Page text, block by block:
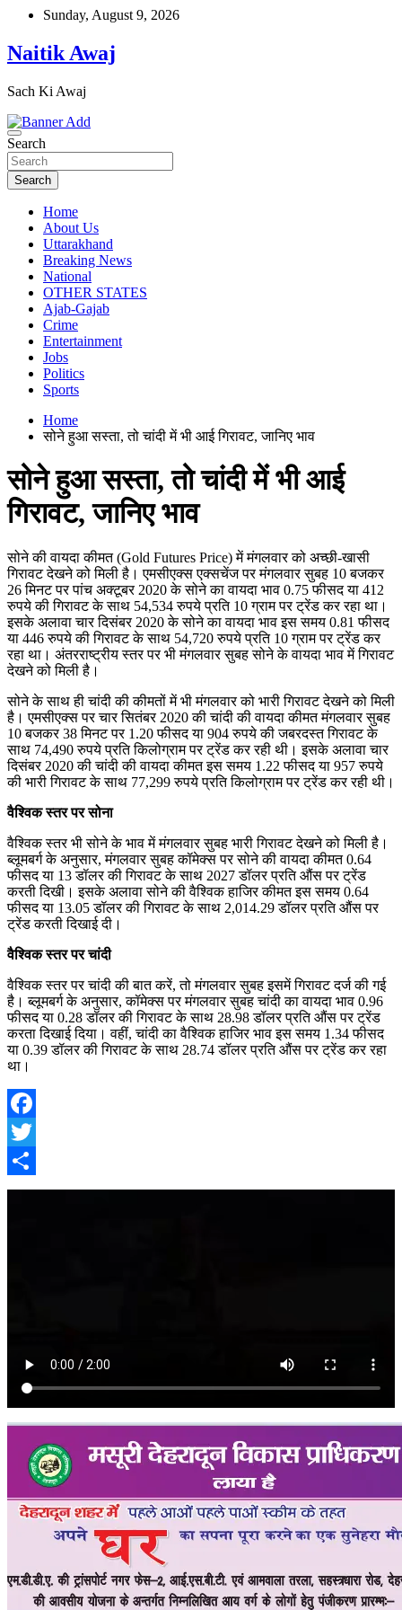
Skip
content
Sunday, August 9, 2026
Naitik Awaj
Sach Ki Awaj
Search
Search
Home
About Us
Uttarakhand
Breaking News
National
OTHER STATES
Ajab-Gajab
Crime
Entertainment
Jobs
Politics
Sports
Home
सोने हुआ सस्ता, तो चांदी में भी आई गिरावट, जानिए भाव
सोने हुआ सस्ता, तो चांदी में भी आई
गिरावट, जानिए भाव
सोने की वायदा कीमत (Gold Futures Price) में मंगलवार को अच्छी-खासी
गिरावट देखने को मिली है। एमसीएक्स एक्सचेंज पर मंगलवार सुबह 10 बजकर
26 मिनट पर पांच अक्टूबर 2020 के सोने का वायदा भाव 0.75 फीसद या 412
रुपये की गिरावट के साथ 54,534 रुपये प्रति 10 ग्राम पर ट्रेंड कर रहा था।
इसके अलावा चार दिसंबर 2020 के सोने का वायदा भाव इस समय 0.81 फीसद
या 446 रुपये की गिरावट के साथ 54,720 रुपये प्रति 10 ग्राम पर ट्रेंड कर
रहा था। अंतरराष्ट्रीय स्तर पर भी मंगलवार सुबह सोने के वायदा भाव में गिरावट
देखने को मिली है।
सोने के साथ ही चांदी की कीमतों में भी मंगलवार को भारी गिरावट देखने को मिली
है। एमसीएक्स पर चार सितंबर 2020 की चांदी की वायदा कीमत मंगलवार सुबह
10 बजकर 38 मिनट पर 1.20 फीसद या 904 रुपये की जबरदस्त गिरावट के
साथ 74,490 रुपये प्रति किलोग्राम पर ट्रेंड कर रही थी। इसके अलावा चार
दिसंबर 2020 की चांदी की वायदा कीमत इस समय 1.22 फीसद या 957 रुपये
की भारी गिरावट के साथ 77,299 रुपये प्रति किलोग्राम पर ट्रेंड कर रही थी।
वैश्विक स्तर पर सोना
वैश्विक स्तर भी सोने के भाव में मंगलवार सुबह भारी गिरावट देखने को मिली है।
ब्लूमबर्ग के अनुसार, मंगलवार सुबह कॉमेक्स पर सोने की वायदा कीमत 0.64
फीसद या 13 डॉलर की गिरावट के साथ 2027 डॉलर प्रति औंस पर ट्रेंड
करती दिखी। इसके अलावा सोने की वैश्विक हाजिर कीमत इस समय 0.64
फीसद या 13.05 डॉलर की गिरावट के साथ 2,014.29 डॉलर प्रति औंस पर
ट्रेंड करती दिखाई दी।
वैश्विक स्तर पर चांदी
वैश्विक स्तर पर चांदी की बात करें, तो मंगलवार सुबह इसमें गिरावट दर्ज की गई
है। ब्लूमबर्ग के अनुसार, कॉमेक्स पर मंगलवार सुबह चांदी का वायदा भाव 0.96
फीसद या 0.28 डॉलर की गिरावट के साथ 28.98 डॉलर प्रति औंस पर ट्रेंड
करता दिखाई दिया। वहीं, चांदी का वैश्विक हाजिर भाव इस समय 1.34 फीसद
या 0.39 डॉलर की गिरावट के साथ 28.74 डॉलर प्रति औंस पर ट्रेंड कर रहा
था।
Facebook
Twitter
Share